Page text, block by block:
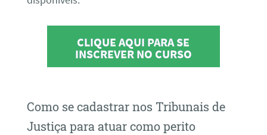
CLIQUE AQUI PARA SE
INSCREVER NO CURSO
Como se cadastrar nos Tribunais de
Justiça para atuar como perito